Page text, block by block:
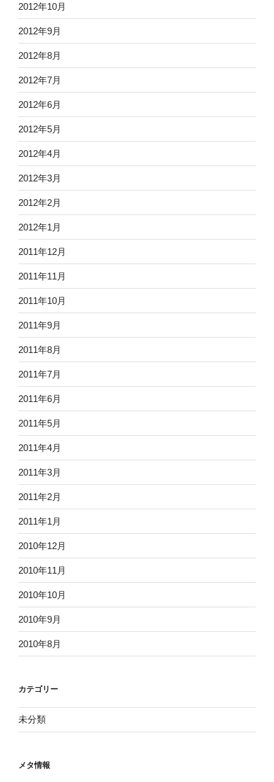
2012年10月
2012年9月
2012年8月
2012年7月
2012年6月
2012年5月
2012年4月
2012年3月
2012年2月
2012年1月
2011年12月
2011年11月
2011年10月
2011年9月
2011年8月
2011年7月
2011年6月
2011年5月
2011年4月
2011年3月
2011年2月
2011年1月
2010年12月
2010年11月
2010年10月
2010年9月
2010年8月
カテゴリー
未分類
メタ情報